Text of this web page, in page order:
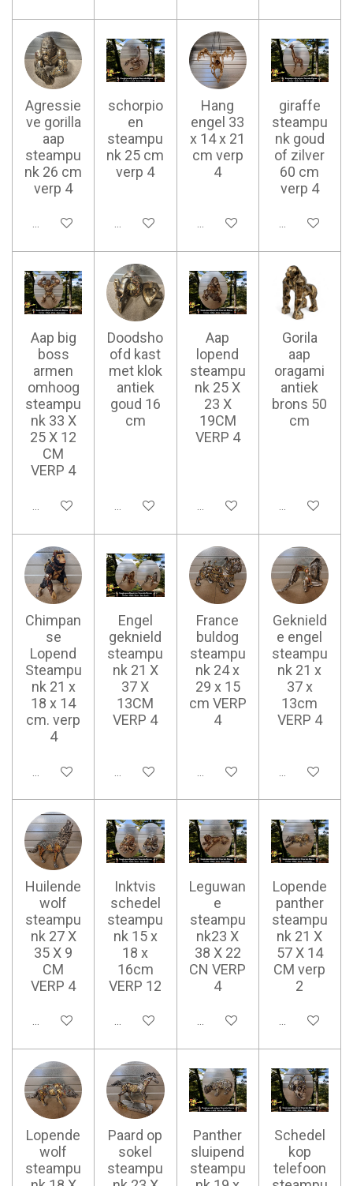
Agressie
ve gorilla
aap
steampu
nk 26 cm
verp 4
Ajouter au panier
schorpio
en
steampu
nk 25 cm
verp 4
Ajouter au panier
Hang
engel 33
x 14 x 21
cm verp
4
Ajouter au panier
giraffe
steampu
nk goud
of zilver
60 cm
verp 4
Ajouter au
Aap big
boss
armen
omhoog
steampu
nk 33 X
25 X 12
CM
VERP 4
Ajouter au panier
Doodsho
ofd kast
met klok
antiek
goud 16
cm
Ajouter au panier
Aap
lopend
steampu
nk 25 X
23 X
19CM
VERP 4
Ajouter au panier
Gorila
aap
oragami
antiek
brons 50
cm
Ajouter au
Chimpan
se
Lopend
Steampu
nk 21 x
18 x 14
cm. verp
4
Ajouter au panier
Engel
geknield
steampu
nk 21 X
37 X
13CM
VERP 4
Ajouter au panier
France
buldog
steampu
nk 24 x
29 x 15
cm VERP
4
Ajouter au panier
Geknield
e engel
steampu
nk 21 x
37 x
13cm
VERP 4
Ajouter au
Huilende
wolf
steampu
nk 27 X
35 X 9
CM
VERP 4
Ajouter au panier
Inktvis
schedel
steampu
nk 15 x
18 x
16cm
VERP 12
Ajouter au panier
Leguwan
e
steampu
nk23 X
38 X 22
CN VERP
4
Ajouter au panier
Lopende
panther
steampu
nk 21 X
57 X 14
CM verp
2
Ajouter au
Lopende
wolf
steampu
Paard op
sokel
steampu
Panther
sluipend
steampu
Schedel
kop
telefoon